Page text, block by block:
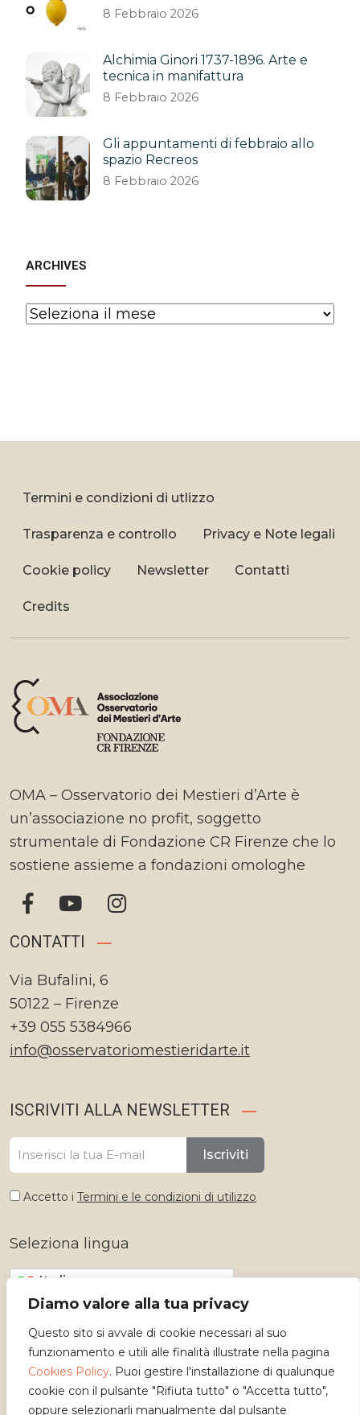
Diamo valore alla tua privacy
Questo sito si avvale di cookie necessari al suo
funzionamento e utili alle finalità illustrate nella pagina
Cookies Policy. Puoi gestire l'installazione di qualunque
cookie con il pulsante "Rifiuta tutto" o "Accetta tutto",
oppure selezionarli manualmente dal pulsante
8 Febbraio 2026
Alchimia Ginori 1737-1896. Arte e
tecnica in manifattura
8 Febbraio 2026
Gli appuntamenti di febbraio allo
spazio Recreos
8 Febbraio 2026
ARCHIVES
Archives
Termini e condizioni di utlizzo
Trasparenza e controllo Privacy e Note legali
Cookie policy Newsletter Contatti
Credits
OMA – Osservatorio dei Mestieri d’Arte è
un’associazione no profit, soggetto
strumentale di Fondazione CR Firenze che lo
sostiene assieme a fondazioni omologhe
CONTATTI
Via Bufalini, 6
50122 – Firenze
+39 055 5384966
info@osservatoriomestieridarte.it
ISCRIVITI ALLA NEWSLETTER
Iscriviti
Accetto i Termini e le condizioni di utilizzo
Seleziona lingua
Italiano